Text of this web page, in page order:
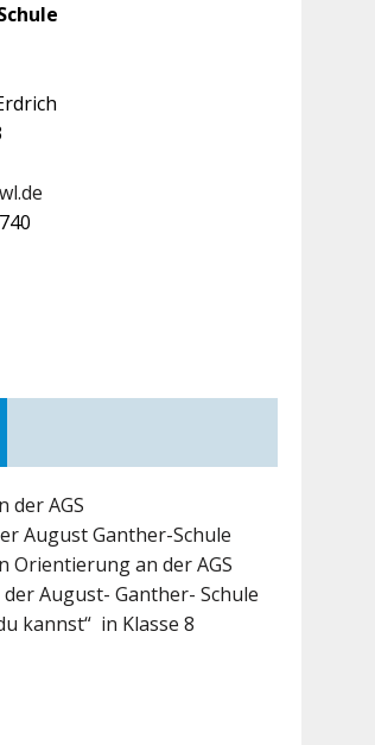
der AGS
August Ganther-Schule
Orientierung an der AGS
August- Ganther- Schule
kannst“ in Klasse 8